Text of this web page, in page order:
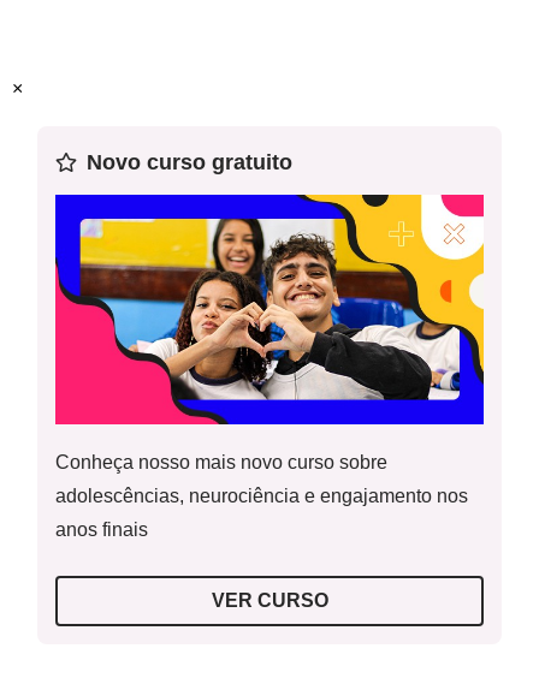
Especialista:Juliane Marques de Souza
×
Novo curso gratuito
Conheça nosso mais novo curso sobre
adolescências, neurociência e engajamento nos
anos finais
VER CURSO